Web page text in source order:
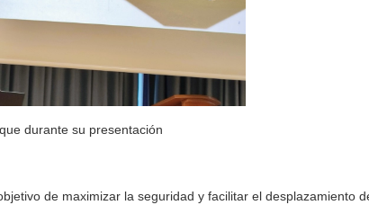
durante su presentación
de maximizar la seguridad y facilitar el desplazamiento